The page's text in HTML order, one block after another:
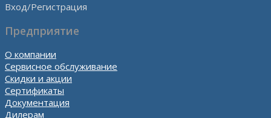
Вход/Регистрация
Предприятие
О компании
Сервисное обслуживание
Скидки и акции
Сертификаты
Документация
Дилерам